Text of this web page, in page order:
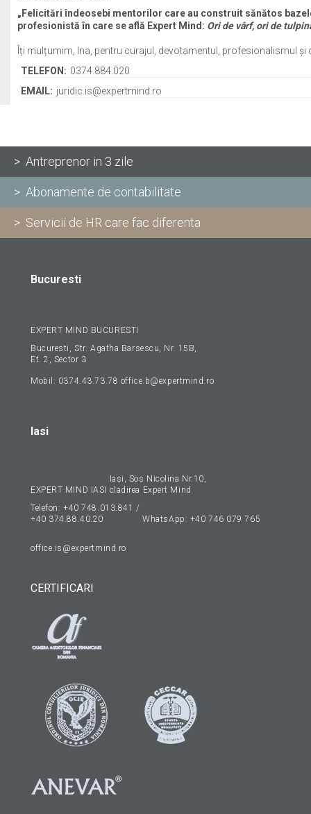
„Felicitări îndeosebi mentorilor care au construit sănătos
profesionistă în care se află Expert Mind: Ori de vârf, ori de
Îți mulțumim, Ina, pentru curajul, devotamentul, profesionalismul
TELEFON: 0374.884.020
EMAIL: juridic.is@expertmind.ro
> Antreprenor in 3 zile
> Abonamente de contabilitate
> Servicii de HR care fac diferenta
Bucuresti
EXPERT MIND BUCURESTI
Bucuresti, Str. Agatha Barsescu, Nr. 15B,
Et. 2, Sector 3
Mobil: 0374.43.73.78 office.b@expertmind.ro
Iasi
EXPERT MIND IASI
Iasi, Sos Nicolina Nr.10,
cladirea Expert Mind
Telefon:+40 748.013.841 /
+40 374.88.40.20
WhatsApp: +40 746 079 765
office.is@expertmind.ro
CERTIFICARI